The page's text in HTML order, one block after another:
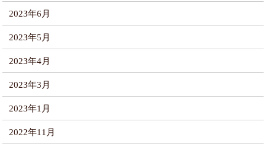
2023年6月
2023年5月
2023年4月
2023年3月
2023年1月
2022年11月